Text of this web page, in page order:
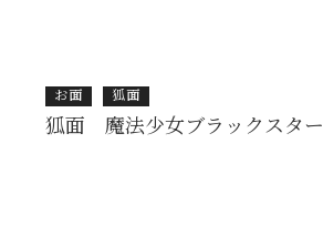
お面 狐面
狐面 魔法少女ブラックスター